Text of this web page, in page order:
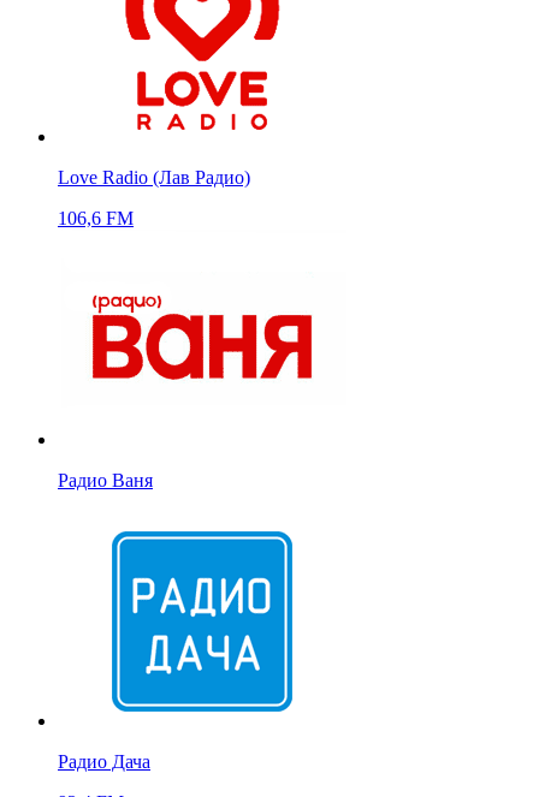
Love Radio (Лав Радио)
106,6 FM
Радио Ваня
Радио Дача